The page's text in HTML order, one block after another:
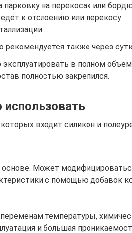
на перекосах или
к отслоению или перекосу
рекомендуется также через
в полном
полностью закрепился.
входит силикон и
основе. Может
с помощью добавок
температуры,
и большая